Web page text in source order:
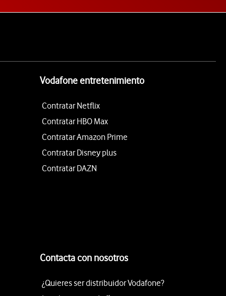
Vodafone entretenimiento
Contratar Netflix
Contratar HBO Max
Contratar Amazon Prime
Contratar Disney plus
Contratar DAZN
Contacta con nosotros
¿Quieres ser distribuidor Vodafone?